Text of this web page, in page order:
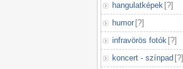
hangulatképek [?]
humor [?]
infravörös fotók [?]
koncert - színpad [?]